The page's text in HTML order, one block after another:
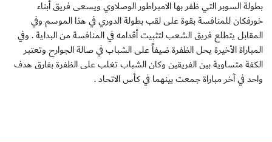
بطولة السوبر التي ظفر بها الامبراطور الوصلاوي ويسعى فريق أبناء
خورفكان للمنافسة بقوة على لقب بطولة الدوري في هذا الموسم وفي
المقابل يتطلع فريق الشعب لتثبيت أقدامه في المنافسة من البداية . وفي
المباراة الأخيرة يحل الظفرة ضيفاً على الشباب في صالة الجوارح وتعتبر
الكفة متساوية بين الفريقين وكان الشباب تغلب على الظفرة بفارق هدف
واحد في آخر مباراة جمعت بينهما في كأس الاتحاد .